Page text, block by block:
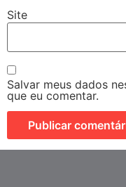
Site
Salvar meus dados
que eu comentar.